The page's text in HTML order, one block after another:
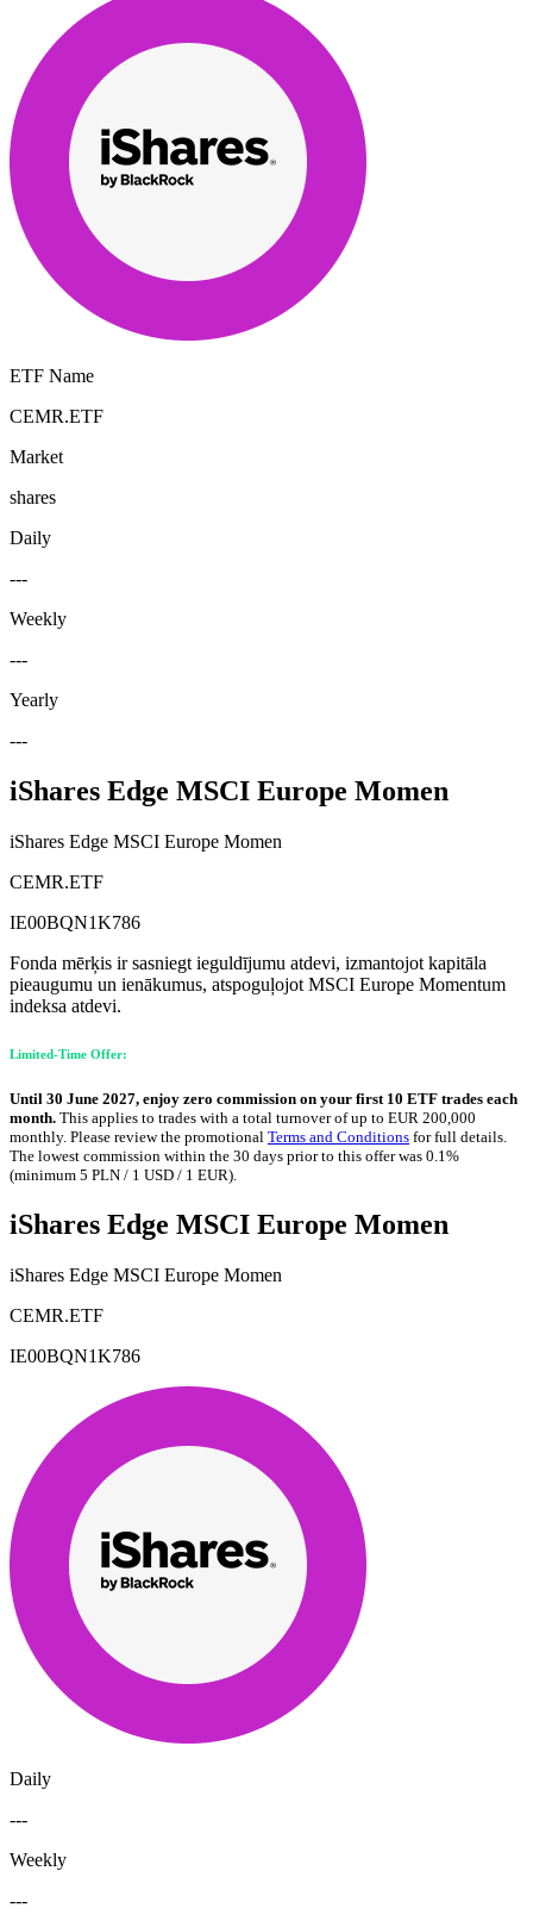
ETF Name
CEMR.ETF
Market
shares
Daily
---
Weekly
---
Yearly
---
iShares Edge MSCI Europe Momen
iShares Edge MSCI Europe Momen
CEMR.ETF
IE00BQN1K786
Fonda mērķis ir sasniegt ieguldījumu atdevi, izmantojot kapitāla
pieaugumu un ienākumus, atspoguļojot MSCI Europe Momentum
indeksa atdevi.
Limited-Time Offer:
Until 30 June 2027, enjoy zero commission on your first 10 ETF trades each
month. This applies to trades with a total turnover of up to EUR 200,000
monthly. Please review the promotional Terms and Conditions for full details.
The lowest commission within the 30 days prior to this offer was 0.1%
(minimum 5 PLN / 1 USD / 1 EUR).
iShares Edge MSCI Europe Momen
iShares Edge MSCI Europe Momen
CEMR.ETF
IE00BQN1K786
Daily
---
Weekly
---